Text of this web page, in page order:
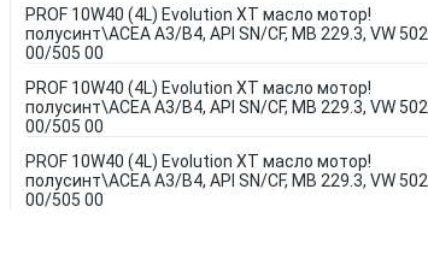
PROF 10W40 (4L) Evolution XT масло мотор!
полусинт\ACEA A3/B4, API SN/CF, MB 229.3, VW 502
00/505 00
PROF 10W40 (4L) Evolution XT масло мотор!
полусинт\ACEA A3/B4, API SN/CF, MB 229.3, VW 502
00/505 00
PROF 10W40 (4L) Evolution XT масло мотор!
полусинт\ACEA A3/B4, API SN/CF, MB 229.3, VW 502
00/505 00